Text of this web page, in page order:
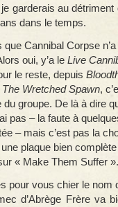
garderais au
dans le temps.
Cannibal Corpse
oui, y’a le Live
le reste, depuis
The Wretched Spawn,
groupe. De là à dire
pas – la faute à
– mais c’est pas la
plaque bien
« Make Them Suffer ».
pour vous chier le nom
d’Abrège Frère va